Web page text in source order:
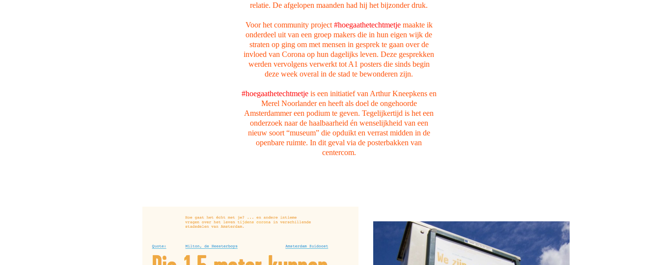
relatie. De afgelopen maanden had hij het bijzonder druk.
Voor het community project #hoegaathetechtmetjemaakte ik
onderdeel uit van een groep makers die in hun eigen wijk de
straten op ging om met mensen in gesprek te gaan over de
invloed van Corona op hun dagelijks leven. Deze gesprekken
werden vervolgens verwerkt tot A1 posters die sinds begin
deze week overal in de stad te bewonderen zijn.
#hoegaathetechtmetjeis een initiatief van Arthur Kneepkens en
Merel Noorlander en heeft als doel de ongehoorde
Amsterdammer een podium te geven. Tegelijkertijd is het een
onderzoek naar de haalbaarheid én wenselijkheid van een
nieuw soort “museum” die opduikt en verrast midden in de
openbare ruimte. In dit geval via de posterbakken van
centercom.